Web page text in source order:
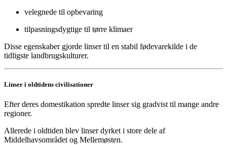
velegnede til opbevaring
tilpasningsdygtige til tørre klimaer
Disse egenskaber gjorde linser til en stabil fødevarekilde i de
tidligste landbrugskulturer.
Linser i oldtidens civilisationer
Efter deres domestikation spredte linser sig gradvist til mange andre
regioner.
Allerede i oldtiden blev linser dyrket i store dele af
Middelhavsområdet og Mellemøsten.